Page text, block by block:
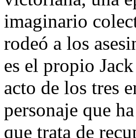
imaginario
rodeó a los
es el propio
acto de los tres
personaje que
que trata de